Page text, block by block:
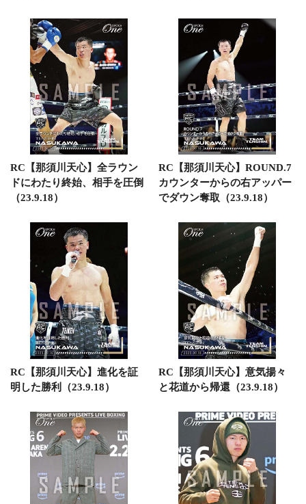
RC【那須川天心】全ラウン
ドにわたり終始、相手を圧倒
（23.9.18）
RC【那須川天心】ROUND.7
カウンターからの右アッパー
でダウン奪取（23.9.18）
RC【那須川天心】進化を証
明した勝利（23.9.18）
RC【那須川天心】意気揚々
と花道から帰還（23.9.18）